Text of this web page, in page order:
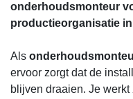
onderhoudsmonteur
productieorganisatie
Als
ervoor zorgt dat de
blijven draaien. Je